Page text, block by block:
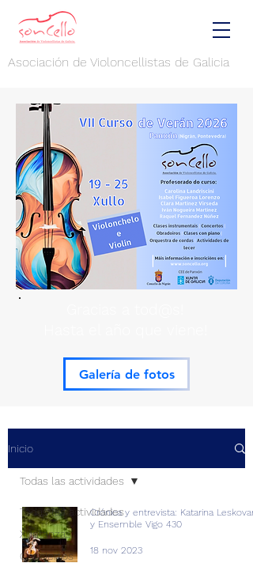
Asociación de Violoncellistas de Galicia
Galería de fotos
Inicio
Todas las actividades
Xuntanzas
Conciertos
Todas las actividades
Crónica y entrevista: Katarina Leskovar
y Ensemble Vigo 430
18 nov 2023